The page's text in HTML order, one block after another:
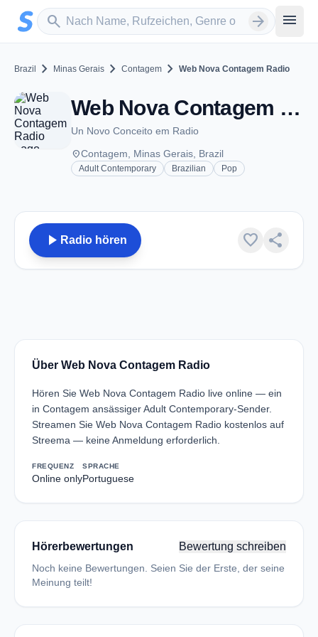
Zum Hauptinhalt springen
search
Sender suchen arrow_forward menu
Brazil chevron_right Minas Gerais chevron_right Contagem chevron_right Web Nova Contagem Radio
Web Nova Contagem Radio - Contagem
Un Novo Conceito em Radio
placeContagem, Minas Gerais, Brazil
Adult Contemporary Brazilian Pop
play_arrow Radio hören favorite share
Über Web Nova Contagem Radio
Hören Sie Web Nova Contagem Radio live online — ein
in Contagem ansässiger Adult Contemporary-Sender.
Streamen Sie Web Nova Contagem Radio kostenlos auf
Streema — keine Anmeldung erforderlich.
FREQUENZ
Online only
SPRACHE
Portuguese
Hörerbewertungen Bewertung schreiben
Noch keine Bewertungen. Seien Sie der Erste, der seine
Meinung teilt!